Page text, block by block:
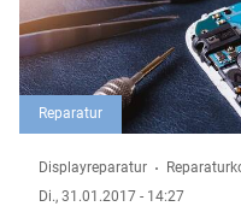
Reparatur
Displayreparatur
Di., 31.01.2017 - 14:27